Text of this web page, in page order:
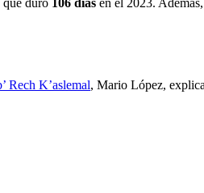
que duró 106 días en el 2023.
Rech K’aslemal, Mario López,